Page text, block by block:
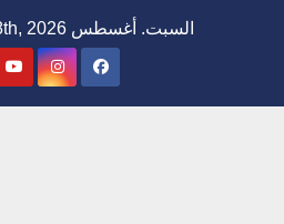
السبت. أغسطس 8th, 2026